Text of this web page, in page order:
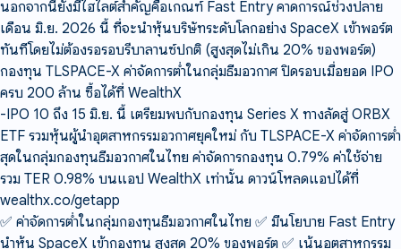
นอกจากนี้ยังมีไฮไลต์สำคัญคือเกณฑ์ Fast Entry คาดการณ์ช่วงปลาย
เดือน มิ.ย. 2026 นี้ ที่จะนำหุ้นบริษัทระดับโลกอย่าง SpaceX เข้าพอร์ต
ทันทีโดยไม่ต้องรอรอบรีบาลานซ์ปกติ (สูงสุดไม่เกิน 20% ของพอร์ต)
กองทุน TLSPACE-X ค่าจัดการต่ำในกลุ่มธีมอวกาศ ปิดรอบเมื่อยอด IPO
ครบ 200 ล้าน ซื้อได้ที่ WealthX
-IPO 10 ถึง 15 มิ.ย. นี้ เตรียมพบกับกองทุน Series X ทางลัดสู่ ORBX
ETF รวมหุ้นผู้นำอุตสาหกรรมอวกาศยุคใหม่ กับ TLSPACE-X ค่าจัดการต่ำ
สุดในกลุ่มกองทุนธีมอวกาศในไทย ค่าจัดการกองทุน 0.79% ค่าใช้จ่าย
รวม TER 0.98% บนแอป WealthX เท่านั้น ดาวน์โหลดแอปได้ที่
wealthx.co/getapp
✅ ค่าจัดการต่ำในกลุ่มกองทุนธีมอวกาศในไทย ✅ มีนโยบาย Fast Entry
นำหุ้น SpaceX เข้ากองทุน สูงสุด 20% ของพอร์ต ✅ เน้นอุตสาหกรรม